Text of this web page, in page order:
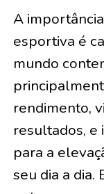
A
esportiva é
mundo
rendimento,
resultados, e
para a
seu dia a dia.